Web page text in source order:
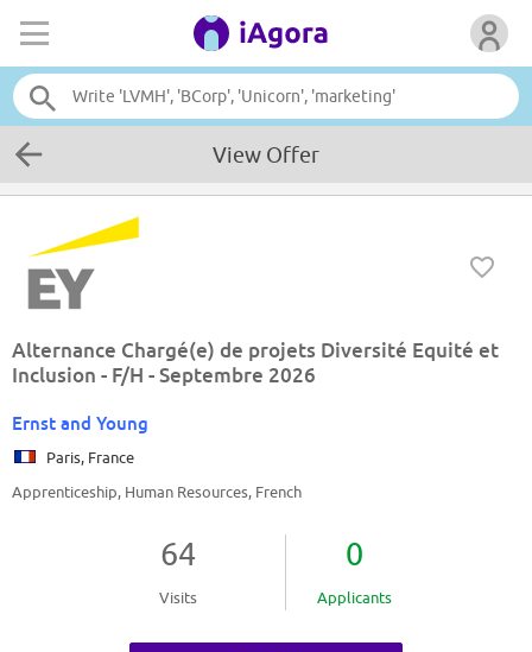
View Offer
Alternance Chargé(e) de projets Diversité Equité et
Inclusion - F/H - Septembre 2026
Ernst and Young
Paris, France
Apprenticeship, Human Resources, French
64
Visits
0
Applicants